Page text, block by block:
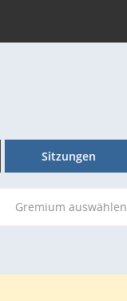
Sitzungen
Gremium auswählen